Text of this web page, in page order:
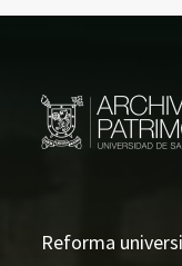
Reforma